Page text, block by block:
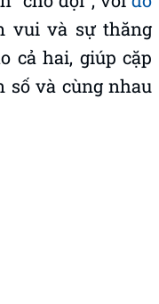
vui và sự thăng
cả hai, giúp cặp
số và cùng nhau